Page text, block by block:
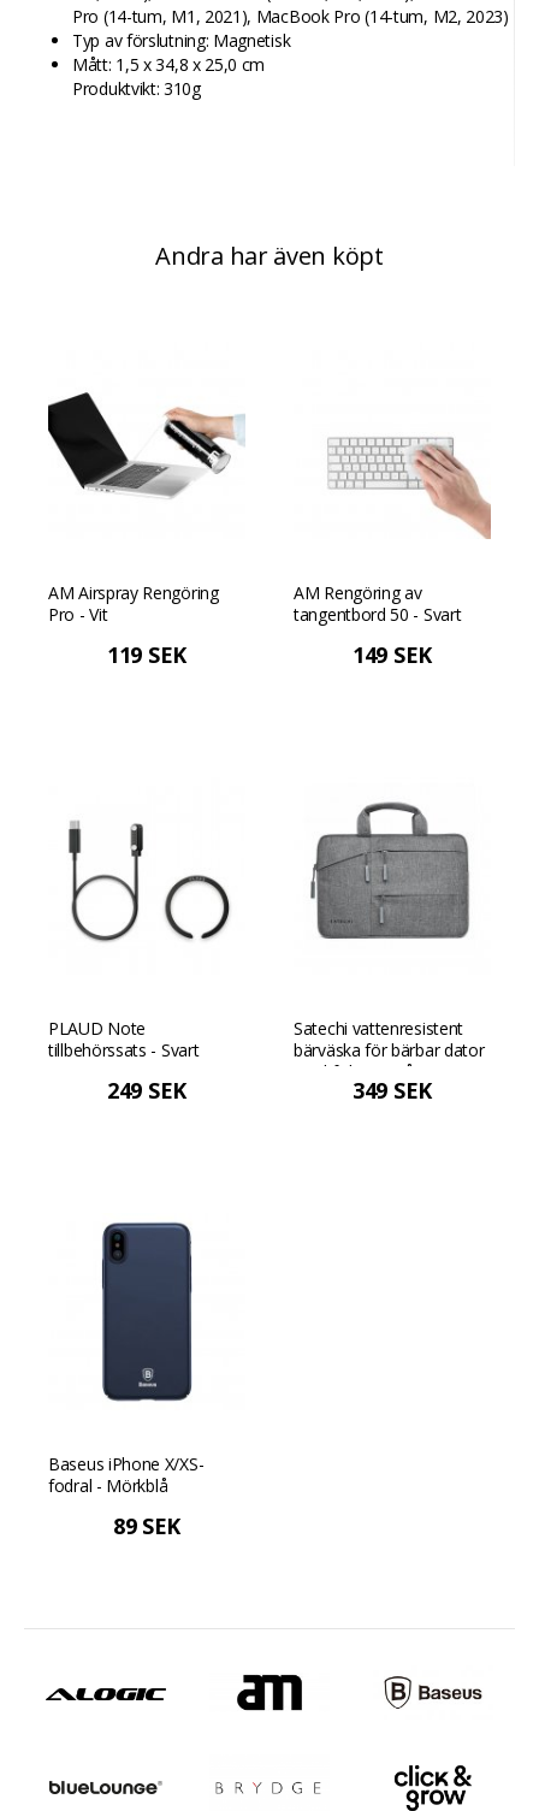
Pro (14-tum, M1, 2021), MacBook Pro (14-tum, M2, 2023)
Typ av förslutning: Magnetisk
Mått: 1,5 x 34,8 x 25,0 cm
Produktvikt: 310g
Andra har även köpt
AM Airspray Rengöring
Pro - Vit
119 SEK
AM Rengöring av
tangentbord 50 - Svart
149 SEK
PLAUD Note
tillbehörssats - Svart
249 SEK
Satechi vattenresistent
bärväska för bärbar dator
med fickor - Grå
349 SEK
Baseus iPhone X/XS-
fodral - Mörkblå
89 SEK